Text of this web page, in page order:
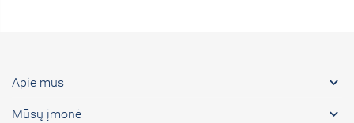
Apie mus 
Mūsų įmonė 